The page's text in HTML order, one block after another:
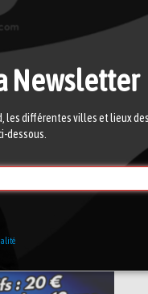
Newsletter
les différentes villes et lieux
dessous.